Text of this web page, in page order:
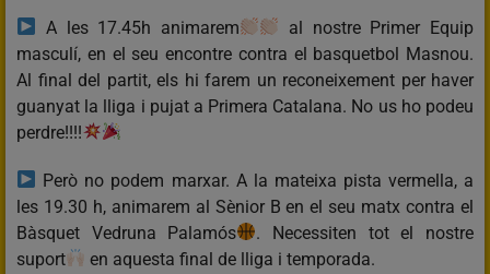
A les 17.45h animarem
al nostre Primer Equip
masculí, en el seu encontre contra el basquetbol Masnou.
Al final del partit, els hi farem un reconeixement per haver
guanyat la lliga i pujat a Primera Catalana. No us ho podeu
perdre!!!!
Però no podem marxar. A la mateixa pista vermella, a
les 19.30 h, animarem al Sènior B en el seu matx contra el
Bàsquet Vedruna Palamós
. Necessiten tot el nostre
suport
en aquesta final de lliga i temporada.